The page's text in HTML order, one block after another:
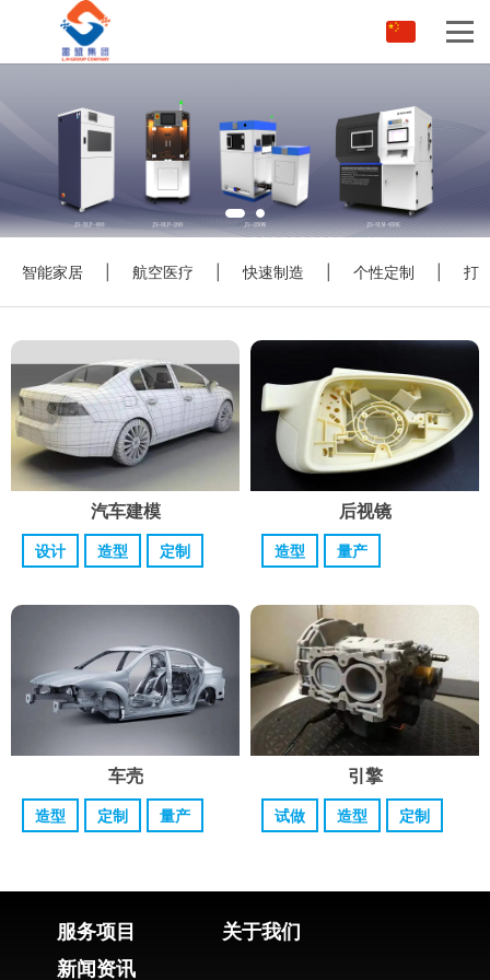
智能家居 航空医疗 快速制造 个性定制 打
汽车建模
设计 造型 定制
后视镜
造型 量产
车壳
造型 定制 量产
引擎
试做 造型 定制
服务项目
关于我们
新闻资讯